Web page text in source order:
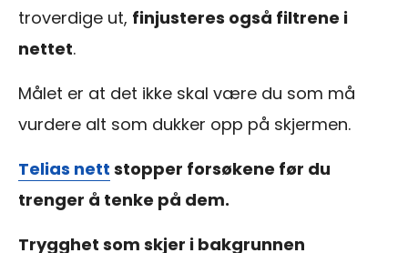
troverdige ut, finjusteres også filtrene i
nettet.
Målet er at det ikke skal være du som må
vurdere alt som dukker opp på skjermen.
Telias nett stopper forsøkene før du
trenger å tenke på dem.
Trygghet som skjer i bakgrunnen